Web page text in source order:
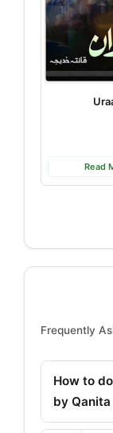
Read
Frequently
How to
by